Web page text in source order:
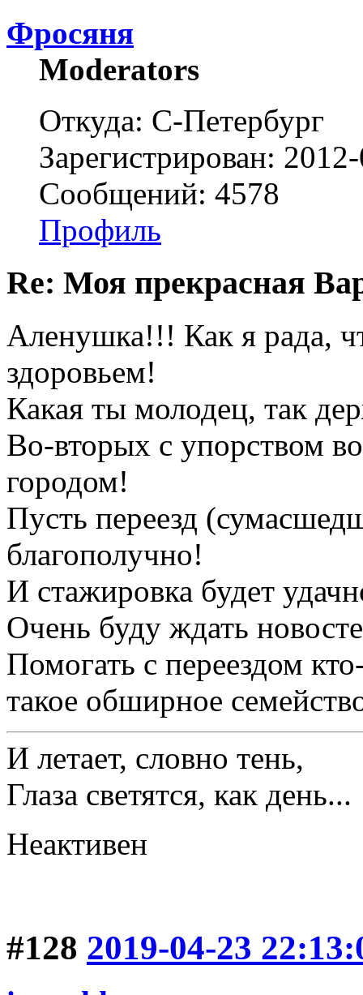
Фросяня
Moderators
Откуда: С-Петербург
Зарегистрирован:
Сообщений: 4578
Профиль
Re: Моя прекрасная
Аленушка!!! Как я рада,
здоровьем!
Какая ты молодец, так
Во-вторых с упорством
городом!
Пусть переезд
благополучно!
И стажировка будет
Очень буду ждать
Помогать с переездом
такое обширное
И летает, словно тень,
Глаза светятся, как день...
Неактивен
#128 2019-04-23